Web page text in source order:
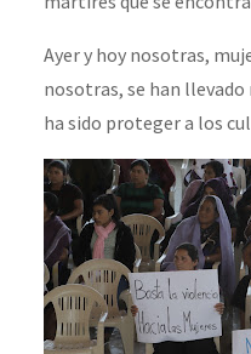
Ayer y hoy nosotras,
nosotras, se han
ha sido proteger a los